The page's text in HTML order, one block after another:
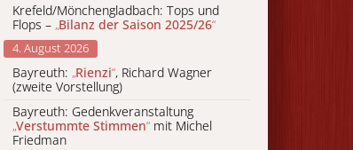
Krefeld/Mönchengladbach: Tops und
Flops – „Bilanz der Saison 2025/26“
4. August 2026
Bayreuth: „Rienzi“, Richard Wagner
(zweite Vorstellung)
Bayreuth: Gedenkveranstaltung
„Verstummte Stimmen“ mit Michel
Friedman